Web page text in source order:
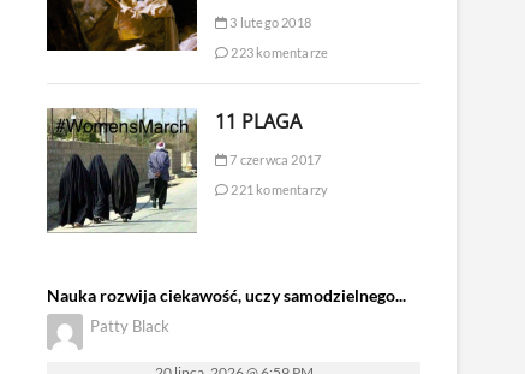
3 lutego 2018
223 komentarze
11 PLAGA
7 czerwca 2017
221 komentarzy
Nauka rozwija ciekawość, uczy samodzielnego...
Patty Black